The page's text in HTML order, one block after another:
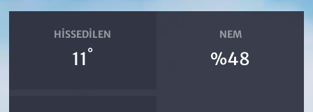
HISSEDILEN
11°
NEM
%48